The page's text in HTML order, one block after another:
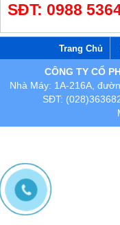
SĐT: 0988
Trang Chủ
CÔNG TY CỔ
Nhà Máy: 1A-216A,
SĐT: